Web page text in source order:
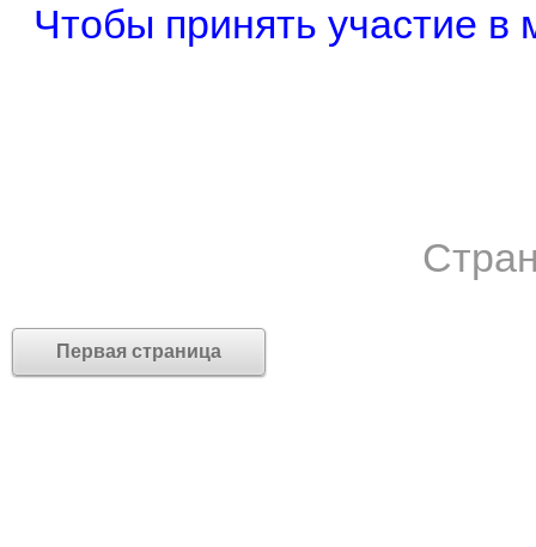
Чтобы принять участие
Первая страница